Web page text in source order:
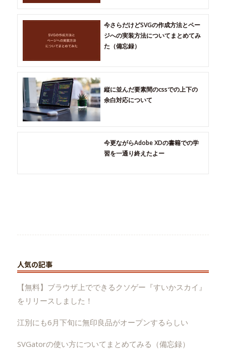
今さらだけどSVGの作成方法とペー
ジへの実装方法についてまとめてみ
た（備忘録）
縦に並んだ要素間のcssでの上下の
余白対応について
今更ながらAdobe XDの書籍での学
習を一通り終えたよー
人気の記事
【無料】ブラウザ上でできるクソゲー『すいかスカイ』
をリリースしました！
江別にも6月下旬に無印良品がオープンするらしい
SVGatorの使い方についてまとめてみる（備忘録）